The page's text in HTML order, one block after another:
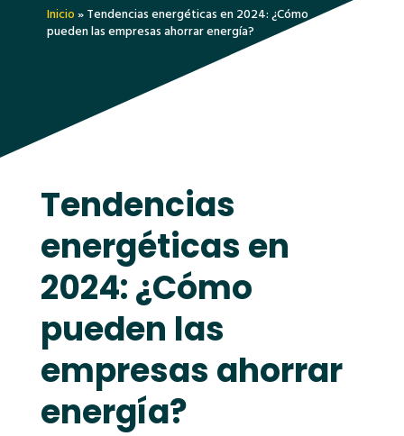
Inicio»Tendencias energéticas en 2024: ¿Cómo
pueden las empresas ahorrar energía?
Tendencias
energéticas en
2024: ¿Cómo
pueden las
empresas ahorrar
energía?